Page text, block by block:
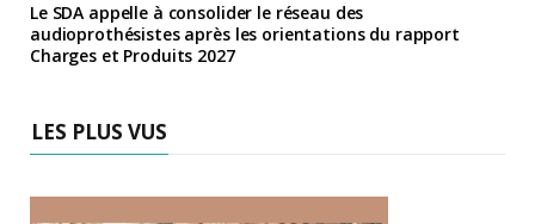
Le SDA appelle à consolider le réseau des
audioprothésistes après les orientations du rapport
Charges et Produits 2027
LES PLUS VUS